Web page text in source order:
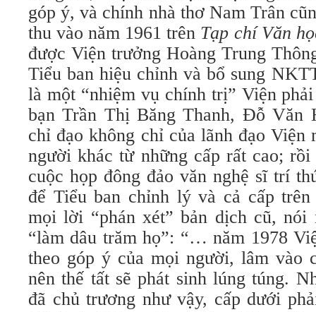
góp ý, và chính nhà thơ Nam Trân
thu vào năm 1961 trên Tạp chí Văn
được Viện trưởng Hoàng Trung
Tiểu ban hiệu chỉnh và bổ sung
là một “nhiệm vụ chính trị” Viện
bạn Trần Thị Băng Thanh, Đỗ Văn
chỉ đạo không chỉ của lãnh đạo Viện
người khác từ những cấp rất cao;
cuộc họp đông đảo văn nghệ sĩ trí
để Tiểu ban chỉnh lý và cả cấp
mọi lời “phán xét” bản dịch cũ,
“làm dâu trăm họ”: “… năm 1978
theo góp ý của mọi người, lâm vào
nên thế tất sẽ phát sinh lúng túng.
đã chủ trương như vậy, cấp dưới